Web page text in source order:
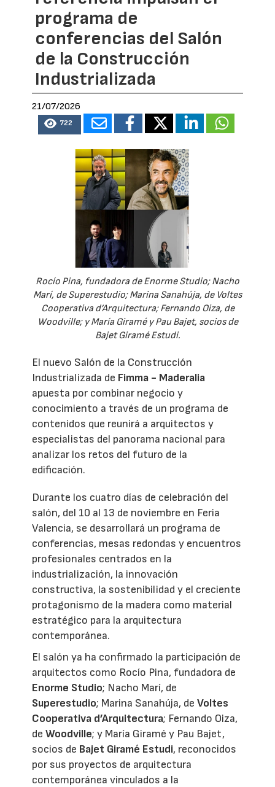
programa de
conferencias del Salón
de la Construcción
Industrializada
21/07/2026
722
Rocío Pina, fundadora de Enorme Studio; Nacho
Marí, de Superestudio; Marina Sanahúja, de Voltes
Cooperativa d’Arquitectura; Fernando Oiza, de
Woodville; y María Giramé y Pau Bajet, socios de
Bajet Giramé Estudi.
El nuevo Salón de la Construcción
Industrializada de Fimma - Maderalia
apuesta por combinar negocio y
conocimiento a través de un programa de
contenidos que reunirá a arquitectos y
especialistas del panorama nacional para
analizar los retos del futuro de la
edificación.
Durante los cuatro días de celebración del
salón, del 10 al 13 de noviembre en Feria
Valencia, se desarrollará un programa de
conferencias, mesas redondas y encuentros
profesionales centrados en la
industrialización, la innovación
constructiva, la sostenibilidad y el creciente
protagonismo de la madera como material
estratégico para la arquitectura
contemporánea.
El salón ya ha confirmado la participación de
arquitectos como Rocío Pina, fundadora de
Enorme Studio; Nacho Marí, de
Superestudio; Marina Sanahúja, deVoltes
Cooperativa d’Arquitectura; Fernando Oiza,
deWoodville; y María Giramé y Pau Bajet,
socios de Bajet Giramé Estudi, reconocidos
por sus proyectos de arquitectura
contemporánea vinculados a la